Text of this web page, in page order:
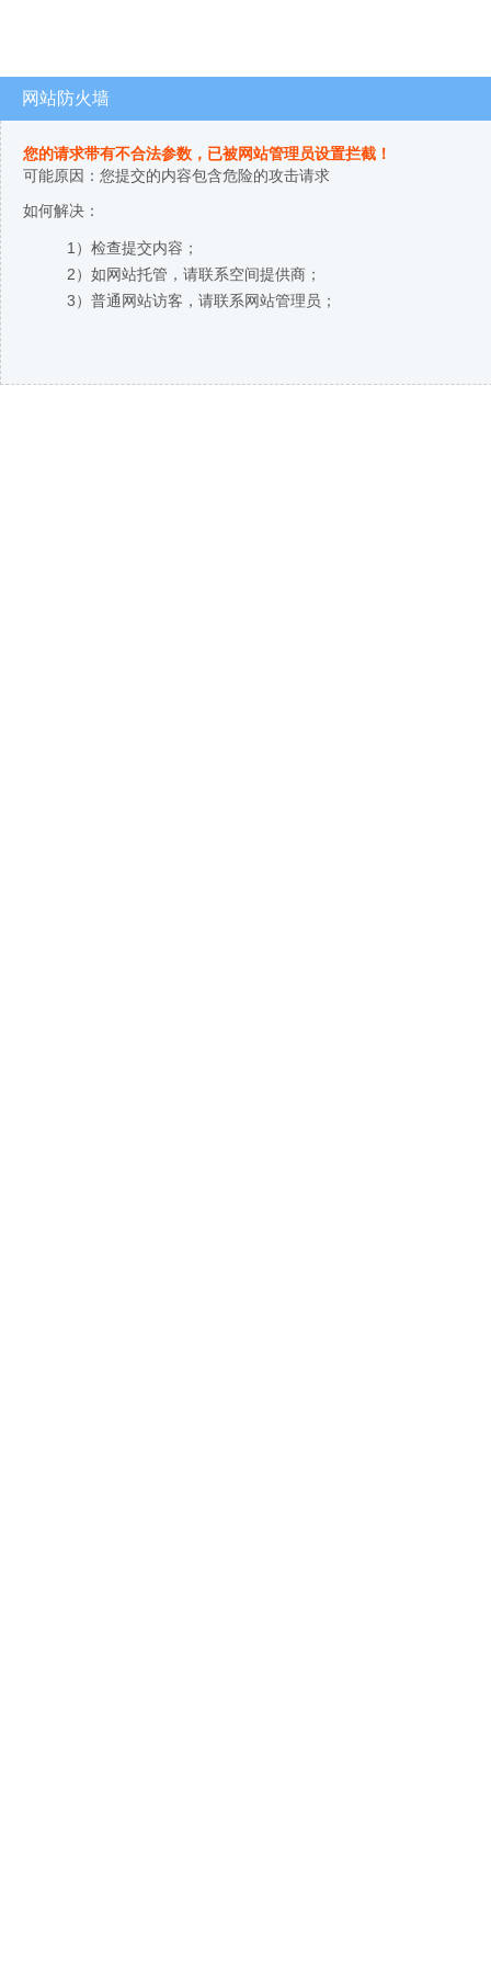
网站防火墙
您的请求带有不合法参数，已被网站管理员设置拦截！
可能原因：您提交的内容包含危险的攻击请求
如何解决：
1）检查提交内容；
2）如网站托管，请联系空间提供商；
3）普通网站访客，请联系网站管理员；